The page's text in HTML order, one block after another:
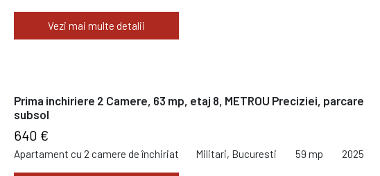
Vezi mai multe detalii
Prima inchiriere 2 Camere, 63 mp, etaj 8, METROU Preciziei, parcare
subsol
640 €
Apartament cu 2 camere de închiriat Militari, Bucuresti 59 mp 2025